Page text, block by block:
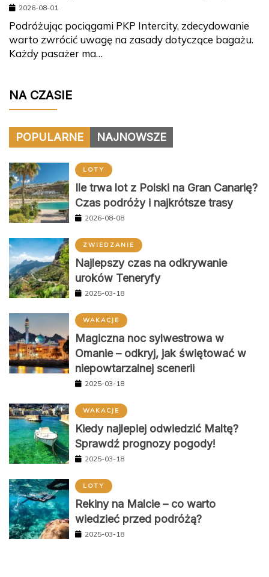
2026-08-01
Podróżując pociągami PKP Intercity, zdecydowanie
warto zwrócić uwagę na zasady dotyczące bagażu.
Każdy pasażer ma…
NA CZASIE
POPULARNE NAJNOWSZE
LOTY
Ile trwa lot z Polski na Gran Canarię?
Czas podróży i najkrótsze trasy
2026-08-08
ZWIEDZANIE
Najlepszy czas na odkrywanie
uroków Teneryfy
2025-03-18
WAKACJE
Magiczna noc sylwestrowa w
Omanie – odkryj, jak świętować w
niepowtarzalnej scenerii
2025-03-18
WAKACJE
Kiedy najlepiej odwiedzić Maltę?
Sprawdź prognozy pogody!
2025-03-18
LOTY
Rekiny na Malcie – co warto
wiedzieć przed podróżą?
2025-03-18